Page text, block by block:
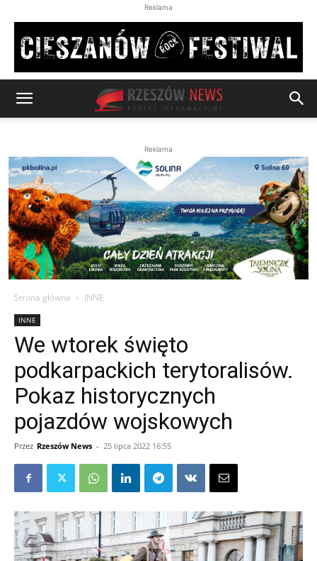
Reklama
Reklama
Strona główna INNE
INNE
We wtorek święto
podkarpackich terytoralisów.
Pokaz historycznych
pojazdów wojskowych
Przez Rzeszów News - 25 lipca 2022 16:55